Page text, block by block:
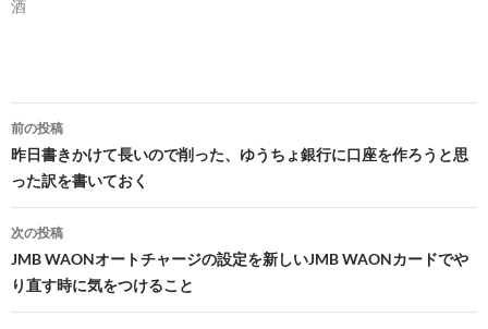
酒
投
稿
ナ
ビ
ゲ
ー
前の投稿
昨日書きかけて長いので削った、ゆうちょ銀行に口座を作ろうと思
った訳を書いておく
次の投稿
JMB WAONオートチャージの設定を新しいJMB WAONカードでや
り直す時に気をつけること